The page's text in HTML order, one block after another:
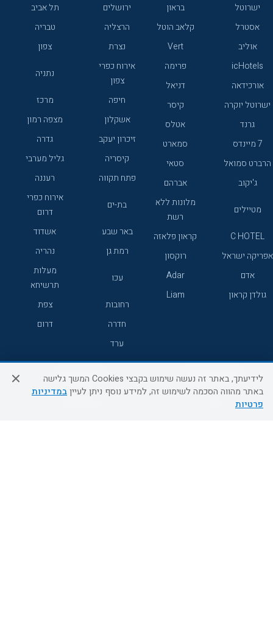
ישרוטל
בראון
אסטרל
קלאב הוטל
אוליב
Vert
icHotels
פרימה
אורכידאה
דניאל
ישרוטל יוקרה
קיסר
גרנד
אטלס
7 מיינדס
סמארט
הרברט סמואל
סטאי
ג'יקוב
אברהם
מטיילים
מלונות ללא
רשת
C HOTEL
קראון פלאזה
אפריקה ישראל
רוקסון
אדם
Adar
גולדן קראון
Liam
ירושלים
תל אביב
הרצליה
טבריה
נצרת
צפון
אירוח כפרי
צפון
נתניה
חיפה
מרכז
אשקלון
מצפה רמון
זיכרון יעקב
גדרה
קיסריה
גליל מערבי
פתח תקווה
רעננה
בת-ים
אירוח כפרי
דרום
באר שבע
אשדוד
רמת גן
נהריה
עכו
מעלות
תרשיחא
רחובות
צפת
חדרה
דרום
ערד
שירות לקוחות מידע ושירות
לידיעתך, באתר זה נעשה שימוש בקבצי Cookies המשך גלישה
באתר מהווה הסכמה לשימוש זה, למידע נוסף ניתן לעייןבמדיניות
פרטיות